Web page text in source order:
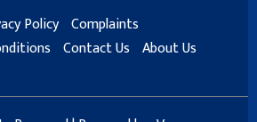
Policy Complaints
Contact Us About Us